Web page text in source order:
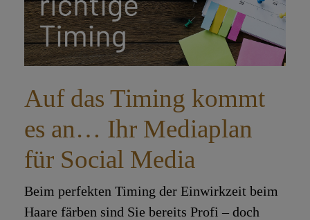
Auf das Timing kommt
es an… Ihr Mediaplan
für Social Media
Beim perfekten Timing der Einwirkzeit beim
Haare färben sind Sie bereits Profi – doch